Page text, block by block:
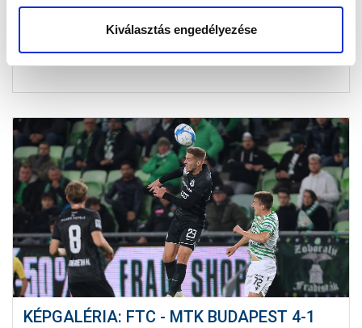
Kiválasztás engedélyezése
Vezetőedzőnk, Horváth Dávid értékelt az FTC elleni
bajnoki után, illetve beszélt Vitályos állapotáról is.
KÉPGALÉRIA: FTC - MTK BUDAPEST 4-1